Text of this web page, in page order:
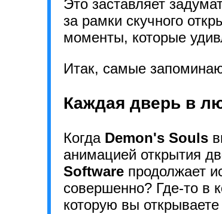
Это заставляет
за рамки скучного
моменты, которые
Итак, самые
Каждая дверь в
Когда Demon's Souls
анимацией открытия
Software продолжает
совершенно? Где-то в
которую вы